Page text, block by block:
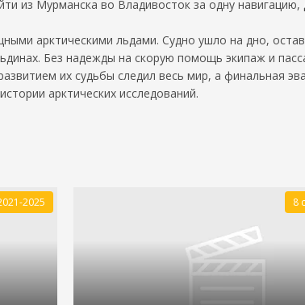
из Мурманска во Владивосток за одну навигацию,
арктическими льдами. Судно ушло на дно,
Без надежды на скорую помощь экипаж и
их судьбы следил весь мир, а финальная
арктических исследований.
2025 8